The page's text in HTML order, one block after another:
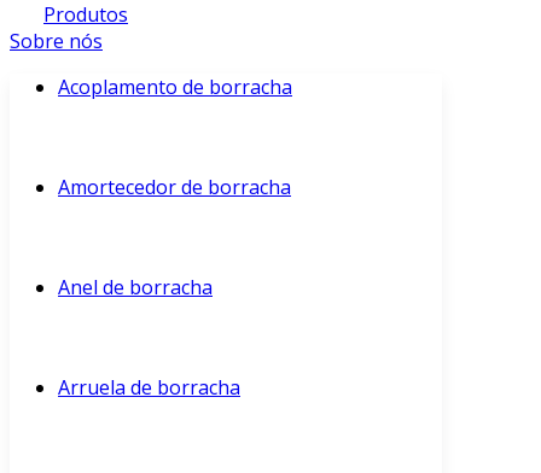
Produtos
Sobre nós
Acoplamento de borracha
Amortecedor de borracha
Anel de borracha
Arruela de borracha